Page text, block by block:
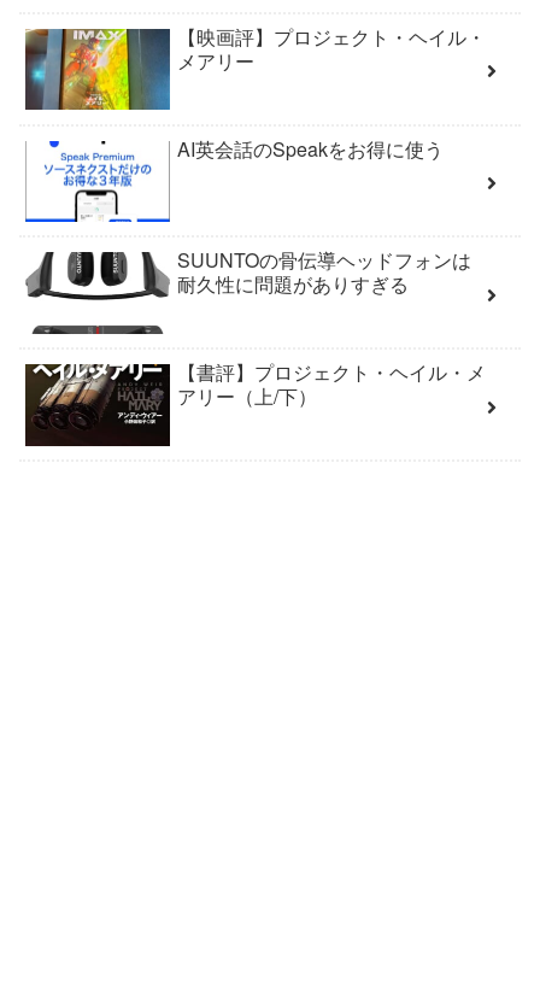
【映画評】プロジェクト・ヘイル・
メアリー
AI英会話のSpeakをお得に使う
SUUNTOの骨伝導ヘッドフォンは
耐久性に問題がありすぎる
【書評】プロジェクト・ヘイル・メ
アリー（上/下）